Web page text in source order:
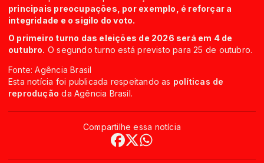
principais preocupações, por exemplo, é reforçar a
integridade e o sigilo do voto.
O primeiro turno das eleições de 2026 será em 4 de
outubro. O segundo turno está previsto para 25 de outubro.
Fonte: Agência Brasil
Esta notícia foi publicada respeitando as políticas de
reprodução da Agência Brasil.
Compartilhe essa notícia